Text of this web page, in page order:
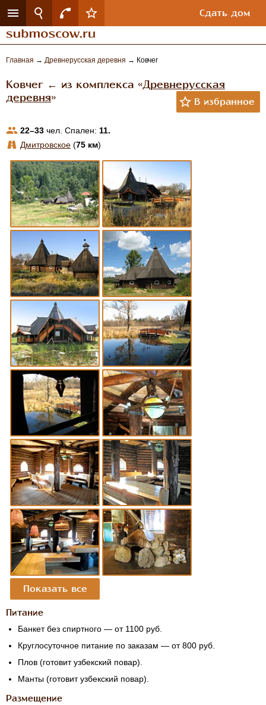
Сдать дом
Главная → Древнерусская деревня → Ковчег
Ковчег ← из комплекса «Древнерусская
деревня»
22–33 чел. Спален: 11.
Дмитровское (75 км)
Питание
Банкет без спиртного — от 1100 руб.
Круглосуточное питание по заказам — от 800 руб.
Плов (готовит узбекский повар).
Манты (готовит узбекский повар).
Размещение